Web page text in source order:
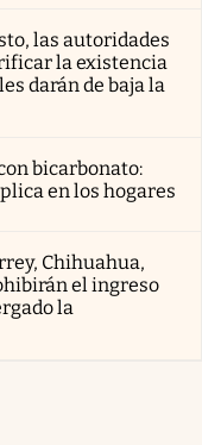
las autoridades
la existencia
darán de baja la
bicarbonato:
en los hogares
Chihuahua,
el ingreso
la